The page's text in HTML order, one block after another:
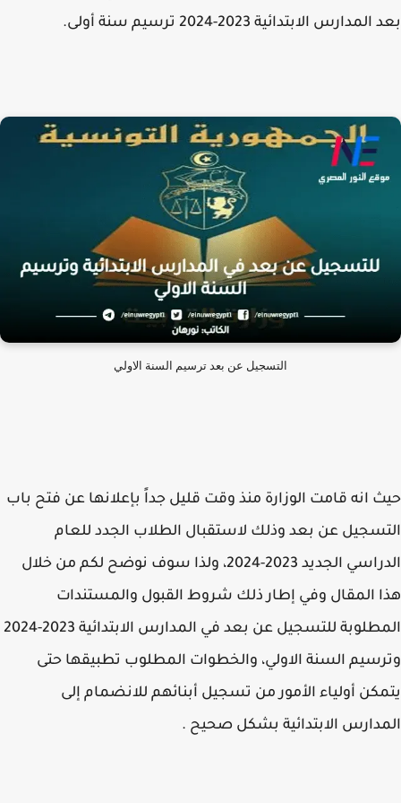
الابتدائية 2023-2024 ترسيم سنة أولى.
التسجيل عن بعد ترسيم السنة الاولي
انه قامت الوزارة منذ وقت قليل جداً بإعلانها عن فتح باب
عن بعد وذلك لاستقبال الطلاب الجدد للعام
الدراسي الجديد 2023-2024، ولذا سوف نوضح لكم من خلال
المقال وفي إطار ذلك شروط القبول والمستندات
المطلوبة للتسجيل عن بعد في المدارس الابتدائية 2023-2024
السنة الاولي، والخطوات المطلوب تطبيقها حتى
أولياء الأمور من تسجيل أبنائهم للانضمام إلى
الابتدائية بشكل صحيح .